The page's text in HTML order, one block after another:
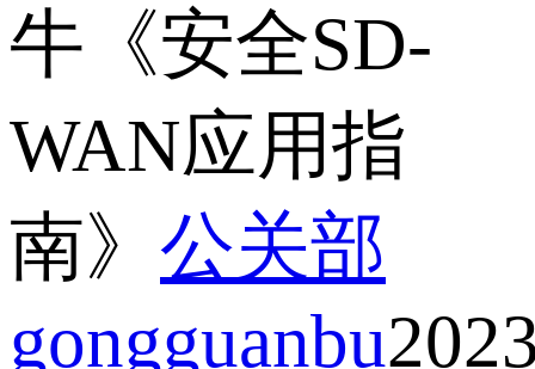
牛《安全SD-
WAN应用指
南》 公关部
gongguanbu